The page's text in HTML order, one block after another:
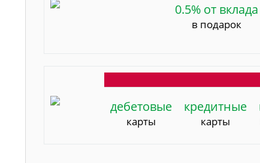
0.5% от вклада
в подарок
дебетовые
карты
кредитные
карты